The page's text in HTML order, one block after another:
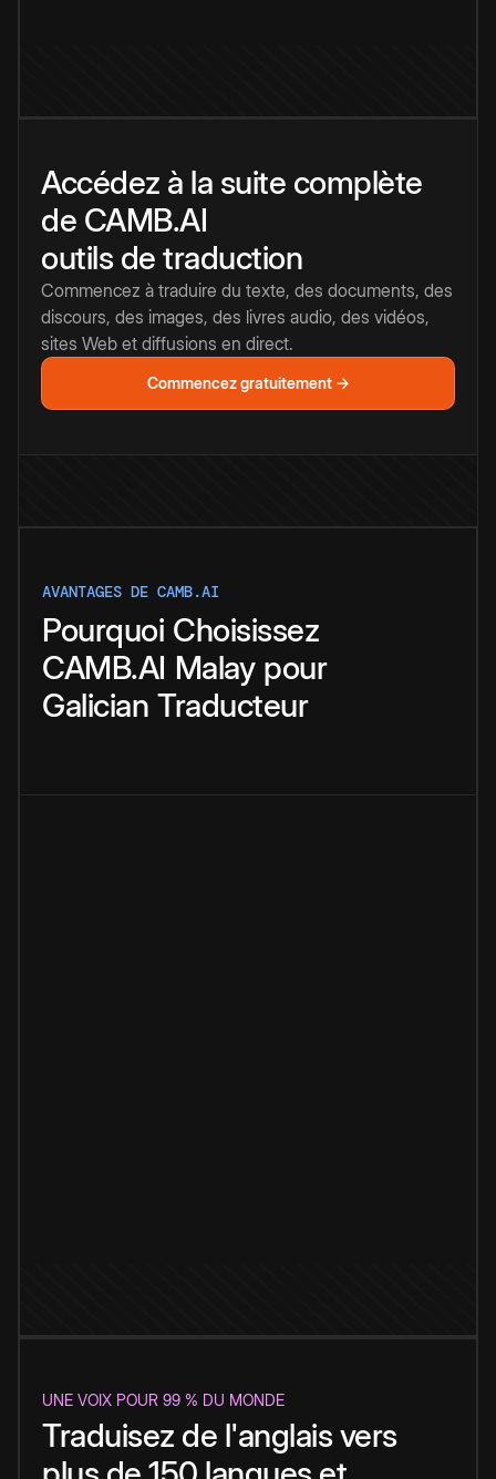
Accédez à la suite complète
de CAMB.AI
outils de traduction
Commencez à traduire du texte, des documents, des
discours, des images, des livres audio, des vidéos,
sites Web et diffusions en direct.
Commencez gratuitement →
AVANTAGES DE CAMB.AI
Pourquoi Choisissez
CAMB.AI Malay pour
Galician Traducteur
UNE VOIX POUR 99 % DU MONDE
Traduisez de l'anglais vers